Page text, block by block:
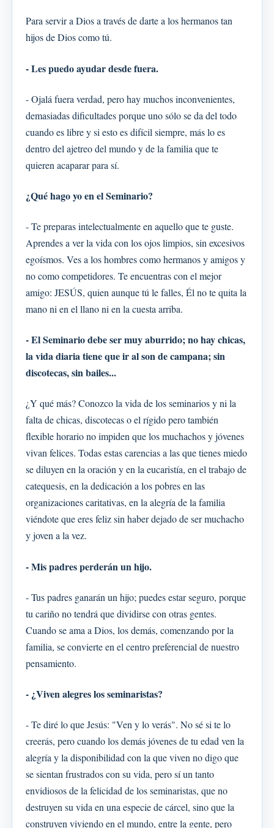
Para servir a Dios a través de darte a los hermanos tan
hijos de Dios como tú.
- Les puedo ayudar desde fuera.
- Ojalá fuera verdad, pero hay muchos inconvenientes,
demasiadas dificultades porque uno sólo se da del todo
cuando es libre y si esto es difícil siempre, más lo es
dentro del ajetreo del mundo y de la familia que te
quieren acaparar para sí.
¿Qué hago yo en el Seminario?
- Te preparas intelectualmente en aquello que te guste.
Aprendes a ver la vida con los ojos limpios, sin excesivos
egoísmos. Ves a los hombres como hermanos y amigos y
no como competidores. Te encuentras con el mejor
amigo: JESÚS, quien aunque tú le falles, Él no te quita la
mano ni en el llano ni en la cuesta arriba.
- El Seminario debe ser muy aburrido; no hay chicas,
la vida diaria tiene que ir al son de campana; sin
discotecas, sin bailes...
¿Y qué más? Conozco la vida de los seminarios y ni la
falta de chicas, discotecas o el rígido pero también
flexible horario no impiden que los muchachos y jóvenes
vivan felices. Todas estas carencias a las que tienes miedo
se diluyen en la oración y en la eucaristía, en el trabajo de
catequesis, en la dedicación a los pobres en las
organizaciones caritativas, en la alegría de la familia
viéndote que eres feliz sin haber dejado de ser muchacho
y joven a la vez.
- Mis padres perderán un hijo.
- Tus padres ganarán un hijo; puedes estar seguro, porque
tu cariño no tendrá que dividirse con otras gentes.
Cuando se ama a Dios, los demás, comenzando por la
familia, se convierte en el centro preferencial de nuestro
pensamiento.
- ¿Viven alegres los seminaristas?
- Te diré lo que Jesús: "Ven y lo verás". No sé si te lo
creerás, pero cuando los demás jóvenes de tu edad ven la
alegría y la disponibilidad con la que viven no digo que
se sientan frustrados con su vida, pero sí un tanto
envidiosos de la felicidad de los seminaristas, que no
destruyen su vida en una especie de cárcel, sino que la
construyen viviendo en el mundo, entre la gente, pero